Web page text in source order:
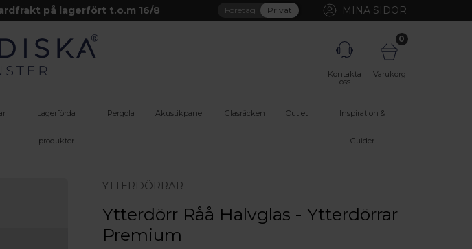
på lagerfört t.o.m 16/8 Företag Privat MINA SIDOR
Kontakta
oss
0
Varukorg
Lagerförda
produkter
Pergola Akustikpanel Glasräcken Outlet Inspiration &
Guider
YTTERDÖRRAR
Ytterdörr Råå Halvglas - Ytterdörrar
Premium